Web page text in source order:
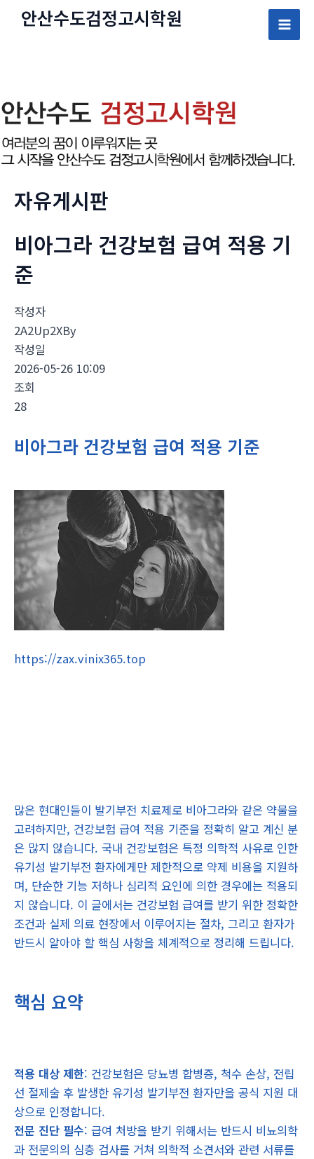
너
뛰
기
안산수도검정고시학원
Main
자유게시판
비아그라 건강보험 급여 적용 기
준
작성자
2A2Up2XBy
작성일
2026-05-26 10:09
조회
28
비아그라 건강보험 급여 적용 기준
https://zax.vinix365.top
많은 현대인들이 발기부전 치료제로 비아그라와 같은 약물을
고려하지만, 건강보험 급여 적용 기준을 정확히 알고 계신 분
은 많지 않습니다. 국내 건강보험은 특정 의학적 사유로 인한
유기성 발기부전 환자에게만 제한적으로 약제 비용을 지원하
며, 단순한 기능 저하나 심리적 요인에 의한 경우에는 적용되
지 않습니다. 이 글에서는 건강보험 급여를 받기 위한 정확한
조건과 실제 의료 현장에서 이루어지는 절차, 그리고 환자가
반드시 알아야 할 핵심 사항을 체계적으로 정리해 드립니다.
핵심 요약
적용 대상 제한: 건강보험은 당뇨병 합병증, 척수 손상, 전립
선 절제술 후 발생한 유기성 발기부전 환자만을 공식 지원 대
상으로 인정합니다.
전문 진단 필수: 급여 처방을 받기 위해서는 반드시 비뇨의학
과 전문의의 심층 검사를 거쳐 의학적 소견서와 관련 서류를